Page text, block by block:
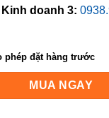
doanh 3:
phép đặt hàng trước
MUA NGAY